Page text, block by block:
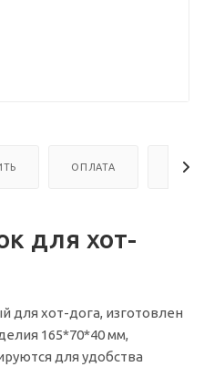
ОПЛАТА
для хот-
хот-дога, изготовлен
165*70*40 мм,
для удобства